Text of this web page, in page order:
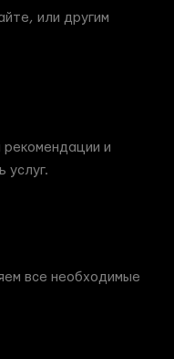
или другим
и
услуг.
все необходимые